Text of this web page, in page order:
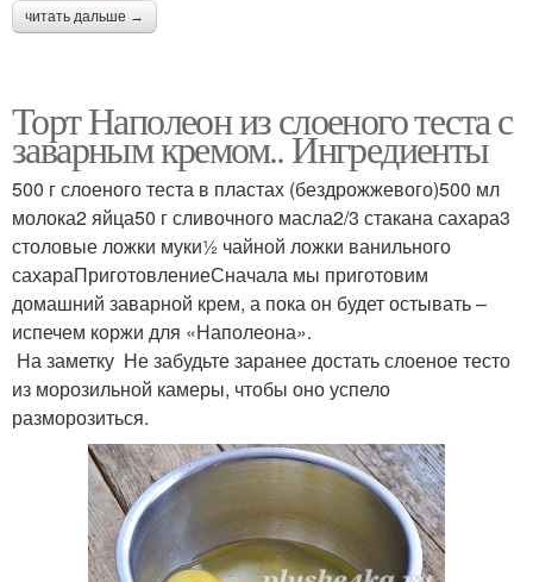
читать дальше →
Торт Наполеон из слоеного теста с
заварным кремом.. Ингредиенты
500 г слоеного теста в пластах (бездрожжевого)500 мл
молока2 яйца50 г сливочного масла2/3 стакана сахара3
столовые ложки муки½ чайной ложки ванильного
сахараПриготовлениеСначала мы приготовим
домашний заварной крем, а пока он будет остывать –
испечем коржи для «Наполеона».
На заметку Не забудьте заранее достать слоеное тесто
из морозильной камеры, чтобы оно успело
разморозиться.